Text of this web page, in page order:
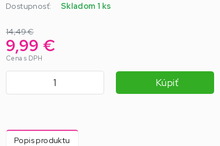
Dostupnosť: Skladom 1 ks
14,49 €
9,99 €
Cena s DPH
Kúpiť
Popis produktu